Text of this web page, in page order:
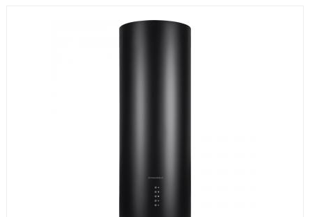
Стиральные машины